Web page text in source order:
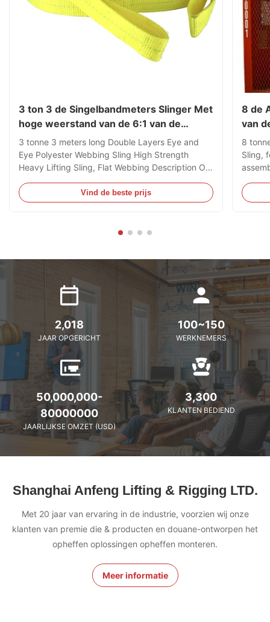
3 ton 3 de Singelbandmeters Slinger Met
hoge weerstand van de 6:1 van de
Dubbele Vouw
3 tonne 3 meters long Double Layers Eye and
Eye Polyester Webbing Sling High Strength
Heavy Lifting Sling, Flat Webbing Description Our
manufactured and supplied in accordance to EN
1492-1:2000, AS 1353.1-1997 or JB/T 8521-
Vind de beste prijs
8 de
van
8
Sling,
mainly
2,018
JAAR OPGERICHT
100~150
WERKNEMERS
50,000,000-
80000000
JAARLIJKSE OMZET (USD)
3,300
KLANTEN BEDIEND
Shanghai Anfeng Lifting & Rigging LTD.
Met 20 jaar van ervaring in de industrie, voorzien wij onze
klanten van premie die & producten en douane-ontworpen het
opheffen oplossingen opheffen monteren.
Meer informatie